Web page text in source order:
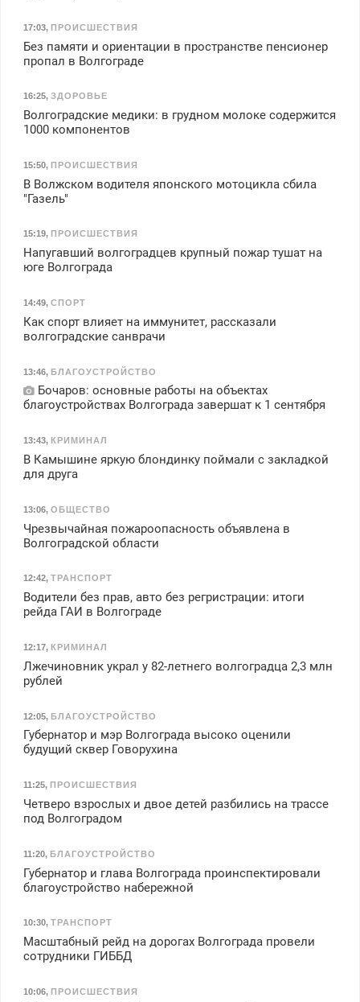
17:03, ПРОИСШЕСТВИЯ
Без памяти и ориентации в пространстве пенсионер
пропал в Волгограде
16:25, ЗДОРОВЬЕ
Волгоградские медики: в грудном молоке содержится
1000 компонентов
15:50, ПРОИСШЕСТВИЯ
В Волжском водителя японского мотоцикла сбила
"Газель"
15:19, ПРОИСШЕСТВИЯ
Напугавший волгоградцев крупный пожар тушат на
юге Волгограда
14:49, СПОРТ
Как спорт влияет на иммунитет, рассказали
волгоградские санврачи
13:46, БЛАГОУСТРОЙСТВО
Бочаров: основные работы на объектах
благоустройствах Волгограда завершат к 1 сентября
13:43, КРИМИНАЛ
В Камышине яркую блондинку поймали с закладкой
для друга
13:06, ОБЩЕСТВО
Чрезвычайная пожароопасность объявлена в
Волгоградской области
12:42, ТРАНСПОРТ
Водители без прав, авто без регристрации: итоги
рейда ГАИ в Волгограде
12:17, КРИМИНАЛ
Лжечиновник украл у 82-летнего волгоградца 2,3 млн
рублей
12:05, БЛАГОУСТРОЙСТВО
Губернатор и мэр Волгограда высоко оценили
будущий сквер Говорухина
11:25, ПРОИСШЕСТВИЯ
Четверо взрослых и двое детей разбились на трассе
под Волгоградом
11:20, БЛАГОУСТРОЙСТВО
Губернатор и глава Волгограда проинспектировали
благоустройство набережной
10:30, ТРАНСПОРТ
Масштабный рейд на дорогах Волгограда провели
сотрудники ГИББД
10:06, ПРОИСШЕСТВИЯ